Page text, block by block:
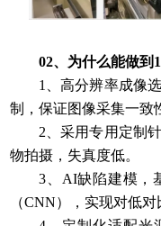
02、为什么能做到
1、高分辨率成像
制，保证图像采集一致
2、采用专用定制
物拍摄，失真度低。
3、AI缺陷建模，
（CNN），实现对低